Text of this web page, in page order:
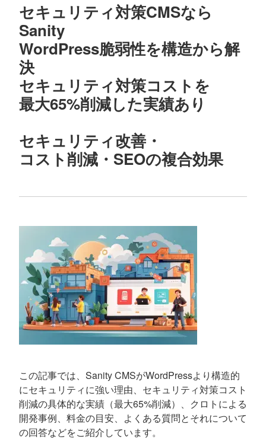
セキュリティ対策CMSなら
Sanity
WordPress脆弱性を構造から解
決
セキュリティ対策コストを
最大65%削減した実績あり
セキュリティ改善・
コスト削減・SEOの複合効果
この記事では、Sanity CMSがWordPressより構造的
にセキュリティに強い理由、セキュリティ対策コスト
削減の具体的な実績（最大65%削減）、クロトによる
開発事例、料金の目安、よくある質問とそれについて
の回答などをご紹介しています。